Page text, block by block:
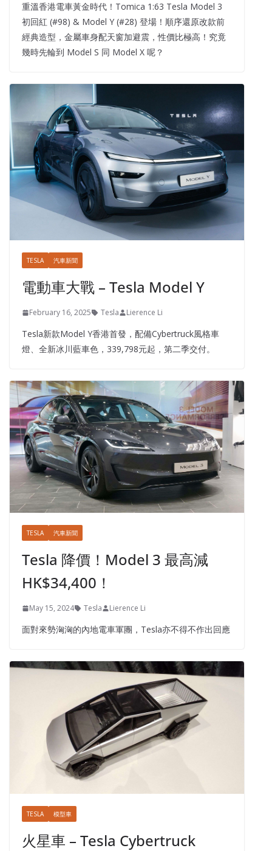
重溫香港電車黃金時代！Tomica 1:63 Tesla Model 3
初回紅 (#98) & Model Y (#28) 登場！順序還原改款前
經典造型，金屬車身配天窗加避震，性價比極高！究竟
幾時先輪到 Model S 同 Model X 呢？
TESLA 汽車新聞
電動車大戰 – Tesla Model Y
February 16, 2025 Tesla Lierence Li
Tesla新款Model Y香港首發，配備Cybertruck風格車
燈、全新冰川藍車色，339,798元起，第二季交付。
TESLA 汽車新聞
Tesla 降價！Model 3 最高減
HK$34,400！
May 15, 2024 Tesla Lierence Li
面對來勢洶洶的內地電車軍團，Tesla亦不得不作出回應
TESLA 模型車
火星車 – Tesla Cybertruck